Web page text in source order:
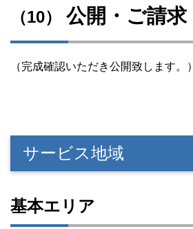
（10） 公開・ご請求
（完成確認いただき公開致します。）
サービス地域
基本エリア